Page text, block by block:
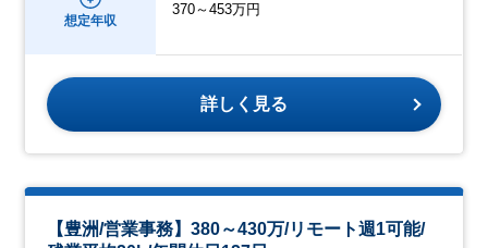
想定年収
370～453万円
詳しく見る
【豊洲/営業事務】380～430万/リモート週1可能/